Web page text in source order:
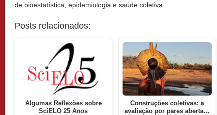
de bioestatística, epidemiologia e saúde coletiva
Posts relacionados:
Algumas Reflexões sobre
SciELO 25 Anos
Construções coletivas: a
avaliação por pares aberta…